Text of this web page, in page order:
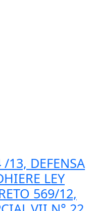
13, DEFENSA
LEY
569/12,